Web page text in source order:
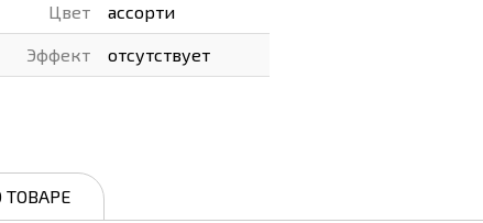
Цвет ассорти
Эффект отсутствует
ТОВАРЕ